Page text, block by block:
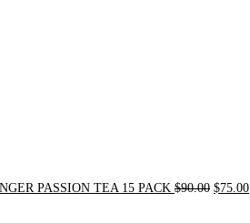
PASSION TEA 15 PACK $90.00 $75.00